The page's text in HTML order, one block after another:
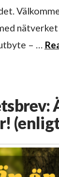
nätverket
– …